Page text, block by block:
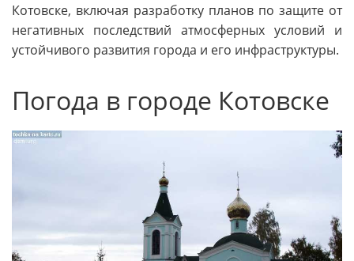
Котовске, включая разработку планов по защите от
негативных последствий атмосферных условий и
устойчивого развития города и его инфраструктуры.
Погода в городе Котовске